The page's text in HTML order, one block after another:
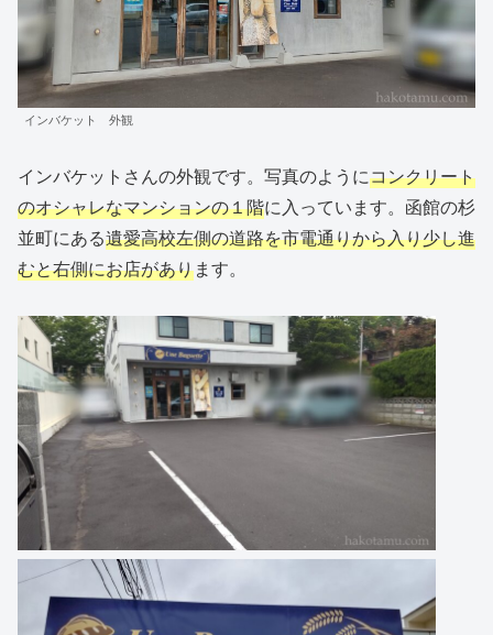
インバケット 外観
インバケットさんの外観です。写真のようにコンクリート
のオシャレなマンションの１階に入っています。函館の杉
並町にある遺愛高校左側の道路を市電通りから入り少し進
むと右側にお店があります。